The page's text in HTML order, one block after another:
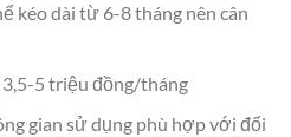
kéo dài từ 6-8 tháng nên cân
5 triệu đồng/tháng
gian sử dụng phù hợp với đối